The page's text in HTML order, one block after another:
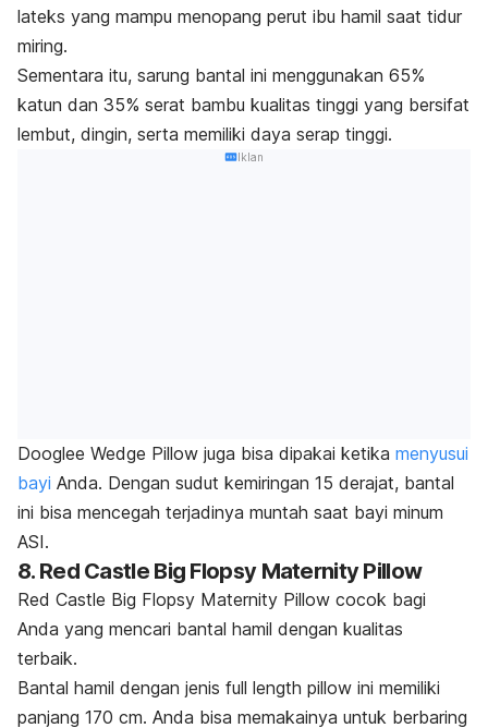
lateks yang mampu menopang perut ibu hamil saat tidur
miring.
Sementara itu, sarung bantal ini menggunakan 65%
katun dan 35% serat bambu kualitas tinggi yang bersifat
lembut, dingin, serta memiliki daya serap tinggi.
Iklan
Dooglee Wedge Pillow juga bisa dipakai ketika menyusui
bayi Anda. Dengan sudut kemiringan 15 derajat, bantal
ini bisa mencegah terjadinya muntah saat bayi minum
ASI.
8. Red Castle Big Flopsy Maternity Pillow
Red Castle Big Flopsy Maternity Pillow cocok bagi
Anda yang mencari bantal hamil dengan kualitas
terbaik.
Bantal hamil dengan jenis full length pillow ini memiliki
panjang 170 cm. Anda bisa memakainya untuk berbaring